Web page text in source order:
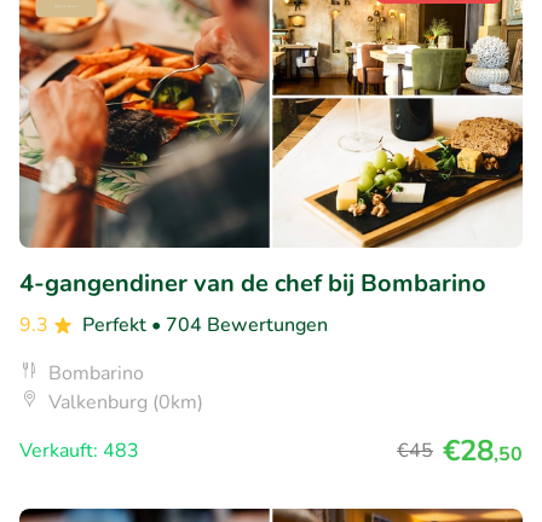
4-gangendiner van de chef bij Bombarino
9.3 Perfekt • 704 Bewertungen
Bombarino
Valkenburg (0km)
Verkauft: 483
€45 €28,50